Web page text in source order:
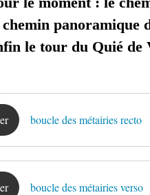
panoramique
le tour du Quié de
boucle des métairies recto
boucle des métairies verso